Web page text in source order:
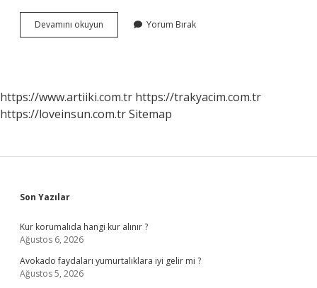
Devamını okuyun Tübi̇Tak
Fen
Yorum Bırak
https://www.artiiki.com.tr https://trakyacim.com.tr
https://loveinsun.com.trSitemap
Sidebar
Son Yazılar
Kur korumalıda hangi kur alınır ?
Ağustos 6, 2026
Avokado faydaları yumurtalıklara iyi gelir mi ?
Ağustos 5, 2026